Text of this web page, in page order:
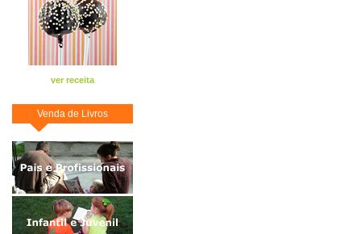
ver receita
Venda de Livros